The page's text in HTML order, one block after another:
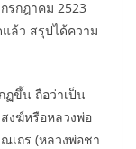
รกฎาคม 2523
แล้ว สรุปได้ความ
ฏขึ้น ถือว่าเป็น
งฆ์หรือหลวงพ่อ
เถร (หลวงพ่อชา